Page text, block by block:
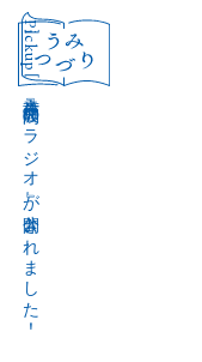
［Pickup］
音声作品『波間のラジオ』が公開されました！